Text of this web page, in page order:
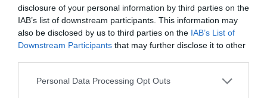
disclosure of your personal information by third parties on the
IAB’s list of downstream participants. This information may
also be disclosed by us to third parties on the IAB’s List of
Downstream Participants that may further disclose it to other
Personal Data Processing Opt Outs
διάρκεια τη μία ώρα.
Κανόνες ασφαλείας υπάρχουν και στο τρέξιμο ιδιαίτερα